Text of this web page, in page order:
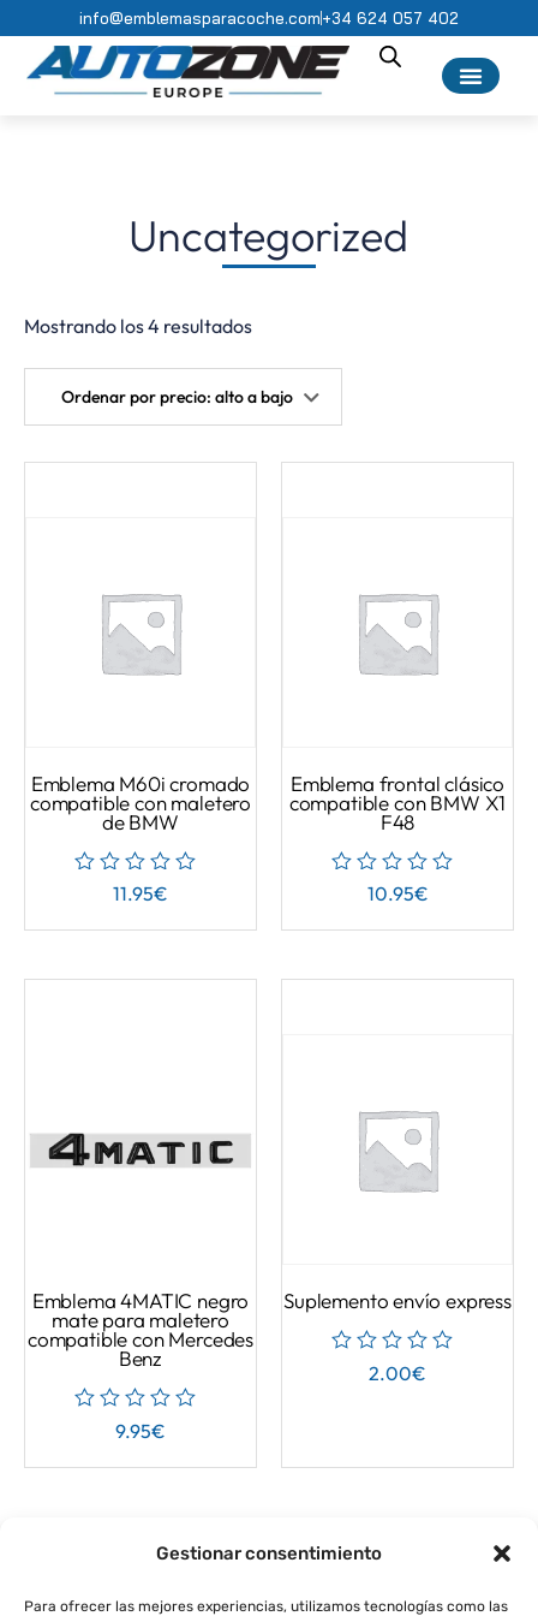
Gestionar consentimiento
Para ofrecer las mejores experiencias, utilizamos tecnologías como las
info@emblemasparacoche.com+34 624 057 402
Uncategorized
Mostrando los 4 resultados
Ordenar por precio: alto a bajo
Emblema M60i cromado
compatible con maletero
de BMW
11.95€
Emblema frontal clásico
compatible con BMW X1
F48
10.95€
Emblema 4MATIC negro
mate para maletero
compatible con Mercedes
Benz
9.95€
Suplemento envío express
2.00€